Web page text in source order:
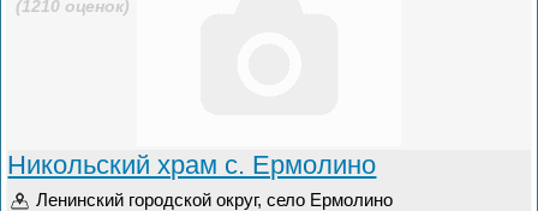
(1210 оценок)
Никольский храм с. Ермолино
Ленинский городской округ, село Ермолино